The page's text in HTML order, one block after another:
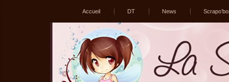
Accueil DT News